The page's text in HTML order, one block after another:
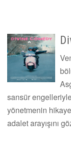
sansür
yönetmenin
adalet arayışını